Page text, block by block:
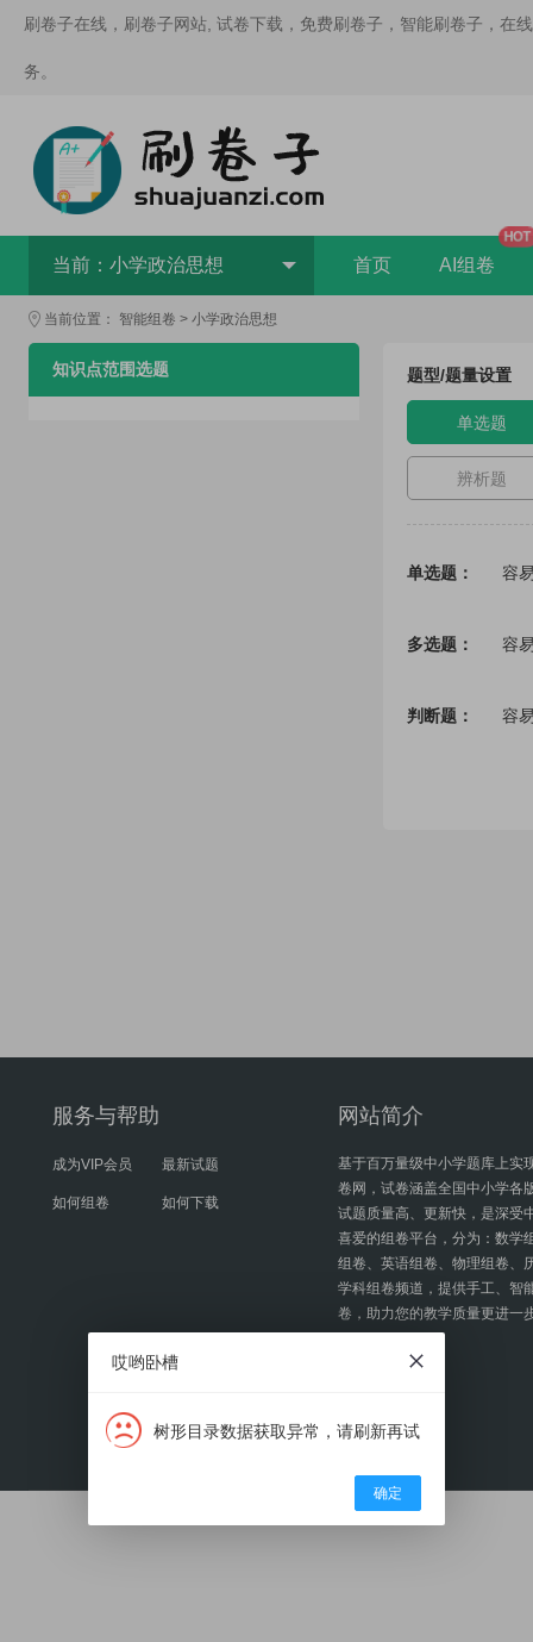
刷卷子在线，刷卷子网站, 试卷下载，免费刷卷子，智能刷卷子，在
务。
当前： 小学政治思想 首页 AI组卷
HOT
当前位置： 智能组卷 > 小学政治思想
知识点范围选题 题型/题量设置
单选题
辨析题
单选题： 容
多选题： 容
判断题： 容
服务与帮助
成为VIP会员 最新试题
如何组卷 如何下载
网站简介
基于百万量级中小学题库上实
卷网，试卷涵盖全国中小学各
试题质量高、更新快，是深受
喜爱的组卷平台，分为：数学
组卷、英语组卷、物理组卷、
学科组卷频道，提供手工、智
卷，助力您的教学质量更进一
哎哟卧槽
树形目录数据获取异常，请刷新再试
确定